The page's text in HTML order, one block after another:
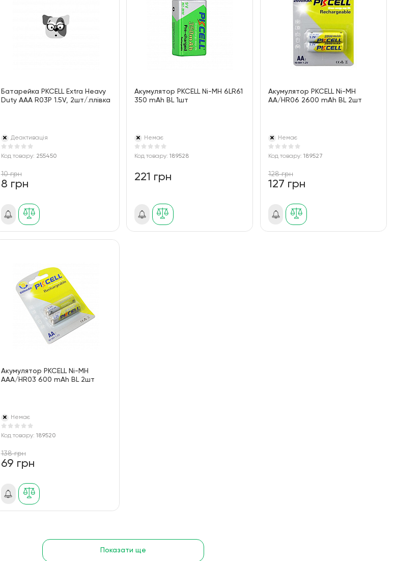
Батарейка PKCELL Extra Heavy
Duty AAA R03P 1.5V, 2шт/.плівка
Деактивація
Код товару: 255450
10 грн
8 грн
Акумулятор PKCELL Ni-MH 6LR61
350 mAh BL 1шт
Немає
Код товару:189528
221 грн
Акумулятор PKCELL Ni-MH
AA/HR06 2600 mAh BL 2шт
Немає
Код товару: 189527
128 грн
127 грн
Акумулятор PKCELL Ni-MH
AAA/HR03 600 mAh BL 2шт
Немає
Код товару: 189520
138 грн
69 грн
Показати ще